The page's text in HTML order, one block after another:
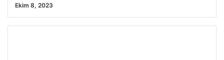
Ekim 8, 2023